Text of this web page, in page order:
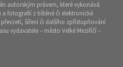
autorským právem, které vykonává
fotografií z tištěné či elektronické
šíření či dalšího zpřístupňování
vydavatele – město Velké Meziříčí –